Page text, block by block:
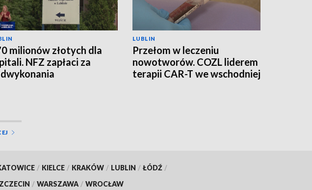
milionów złotych dla
NFZ zapłaci za
LUBLIN
Przełom w leczeniu
nowotworów. COZL liderem
terapii CAR-T we wschodniej
/ KIELCE / KRAKÓW / LUBLIN / ŁÓDŹ /
/ WARSZAWA / WROCŁAW